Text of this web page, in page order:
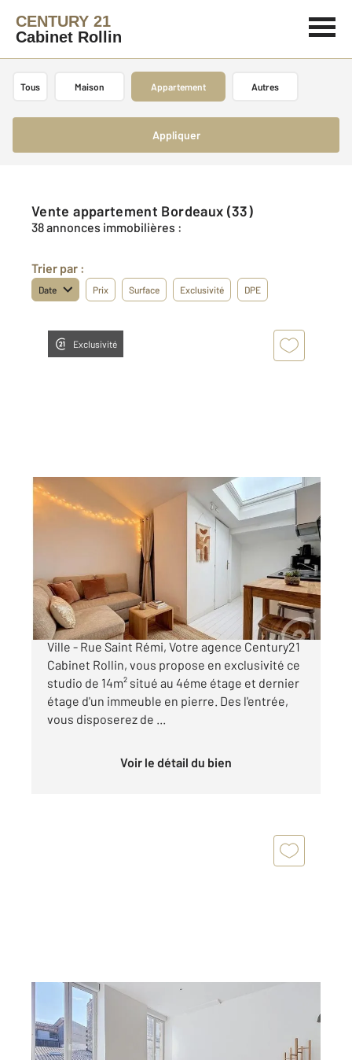
CENTURY 21
Cabinet Rollin
Tous Maison Appartement Autres
Appliquer
Vente appartement Bordeaux (33)
38 annonces immobilières :
Trier par :
Date Prix Surface Exclusivité DPE
Exclusivité
BORDEAUX 33
14 m2, 1 pièce
Appartement Studio à vendre
99 000 €
VENDU LOUÉ & MEUBLÉ Bordeaux - Centre
Ville - Rue Saint Rémi, Votre agence Century21
Cabinet Rollin, vous propose en exclusivité ce
studio de 14m² situé au 4éme étage et dernier
étage d'un immeuble en pierre. Des l'entrée,
vous disposerez de ...
Voir le détail du bien
BORDEAUX 33
40,70 m2 , 2 pièces
Ref : 14412